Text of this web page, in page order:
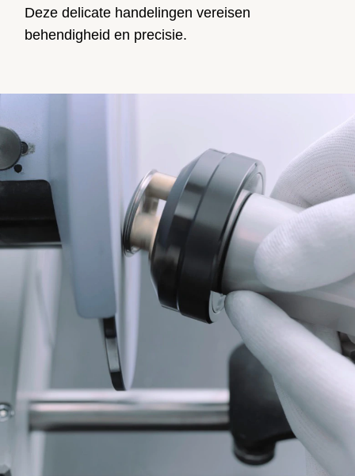
Deze delicate handelingen vereisen
behendigheid en precisie.